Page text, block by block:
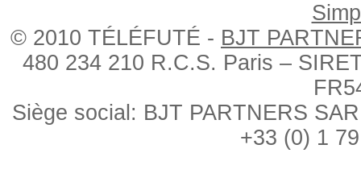
© 2010 TÉLÉFUTÉ - BJT
480 234 210 R.C.S. Paris –
Siège social: BJT PARTNERS
+33 (0) 1